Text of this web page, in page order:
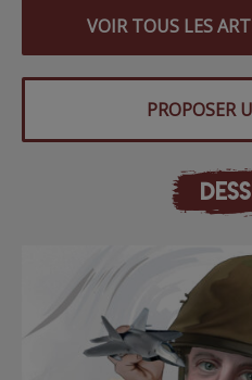
VOIR TOUS LES
PROPOSER